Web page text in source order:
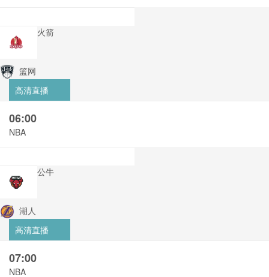
火箭
篮网
高清直播
06:00
NBA
公牛
湖人
高清直播
07:00
NBA